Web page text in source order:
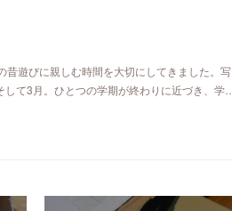
遊びに親しむ時間を大切にしてきました。写
て3月。ひとつの学期が終わりに近づき、学…